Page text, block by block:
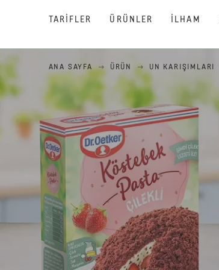
TARIFLER ÜRÜNLER İLHAM
ANA SAYFA ÜRÜN UN KARIŞIMLARI